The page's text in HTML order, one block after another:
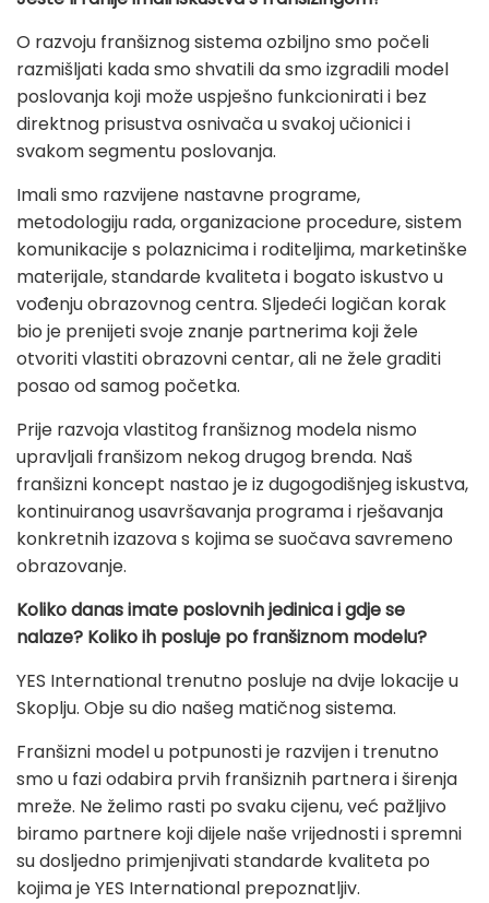
O razvoju franšiznog sistema ozbiljno smo počeli
razmišljati kada smo shvatili da smo izgradili model
poslovanja koji može uspješno funkcionirati i bez
direktnog prisustva osnivača u svakoj učionici i
svakom segmentu poslovanja.
Imali smo razvijene nastavne programe,
metodologiju rada, organizacione procedure, sistem
komunikacije s polaznicima i roditeljima, marketinške
materijale, standarde kvaliteta i bogato iskustvo u
vođenju obrazovnog centra. Sljedeći logičan korak
bio je prenijeti svoje znanje partnerima koji žele
otvoriti vlastiti obrazovni centar, ali ne žele graditi
posao od samog početka.
Prije razvoja vlastitog franšiznog modela nismo
upravljali franšizom nekog drugog brenda. Naš
franšizni koncept nastao je iz dugogodišnjeg iskustva,
kontinuiranog usavršavanja programa i rješavanja
konkretnih izazova s kojima se suočava savremeno
obrazovanje.
Koliko danas imate poslovnih jedinica i gdje se
nalaze? Koliko ih posluje po franšiznom modelu?
YES International trenutno posluje na dvije lokacije u
Skoplju. Obje su dio našeg matičnog sistema.
Franšizni model u potpunosti je razvijen i trenutno
smo u fazi odabira prvih franšiznih partnera i širenja
mreže. Ne želimo rasti po svaku cijenu, već pažljivo
biramo partnere koji dijele naše vrijednosti i spremni
su dosljedno primjenjivati standarde kvaliteta po
kojima je YES International prepoznatljiv.